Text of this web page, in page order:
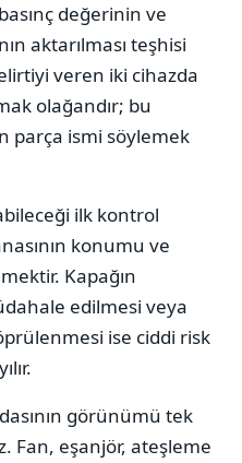
değerinin ve
aktarılması teşhisi
veren iki cihazda
olağandır; bu
parça ismi söylemek
ilk kontrol
konumu ve
Kapağın
edilmesi veya
ise ciddi risk
görünümü tek
Fan, eşanjör, ateşleme